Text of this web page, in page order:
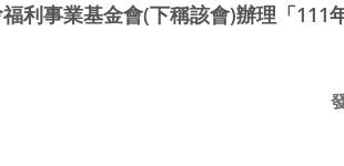
利事業基金會(下稱該會)辦理「111